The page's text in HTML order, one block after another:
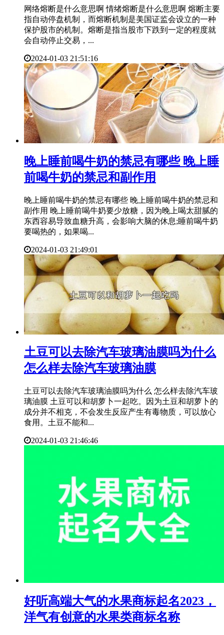
网络熔断是什么意思啊 情绪熔断是什么意思啊 熔断主要
指自动停盘机制，而熔断机制是美国证监会设立的一种
保护股市的机制。熔断是指当股市下跌到一定的程度就
会自动停止交易，...
2024-01-03 21:51:16
​晚上睡前喝牛奶的禁忌有哪些 晚上睡
前喝牛奶的禁忌和副作用
晚上睡前喝牛奶的禁忌有哪些 晚上睡前喝牛奶的禁忌和
副作用 晚上睡前喝牛奶要少放糖，因为晚上喝太甜腻的
东西容易导致血糖升高，会影响大脑的休息;睡前喝牛奶
要喝热的，如果喝...
2024-01-03 21:49:01
​土豆可以去除汽车玻璃油膜吗为什么
怎么样去除汽车玻璃油膜
土豆可以去除汽车玻璃油膜吗为什么 怎么样去除汽车玻
璃油膜 土豆可以和胡萝卜一起吃。因为土豆和胡萝卜的
成分并不相克，不会发生反应产生有毒物质，可以放心
食用。土豆不能和...
2024-01-03 21:46:46
​好听高端大气的水果商标起名2023，
洋气有创意的水果类商标名称